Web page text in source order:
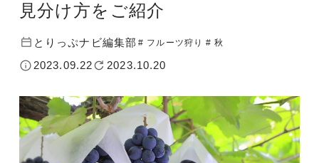
見分け方をご紹介
とりっぷナビ編集部 # フルーツ狩り # 秋
2023.09.22 2023.10.20